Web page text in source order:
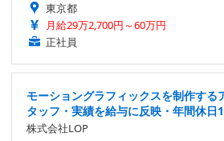
東京都
月給29万2,700円～60万円
正社員
モーショングラフィックスを制作する
タッフ・実績を給与に反映・年間休日
株式会社LOP